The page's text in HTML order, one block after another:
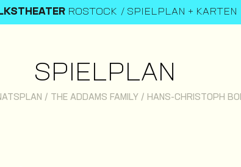
ROSTOCK SPIELPLAN + KARTEN
SPIELPLAN
/ THE ADDAMS FAMILY / HANS-CHRISTOPH